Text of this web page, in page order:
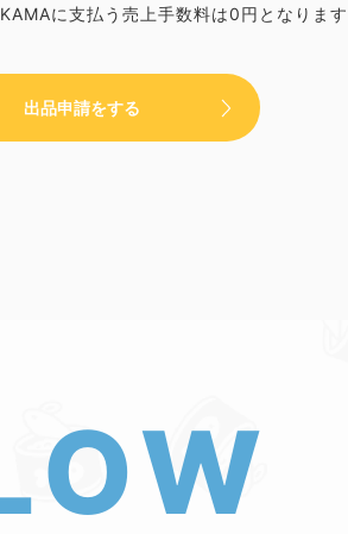
に支払う売上手数料は0円となりま
出品申請をする